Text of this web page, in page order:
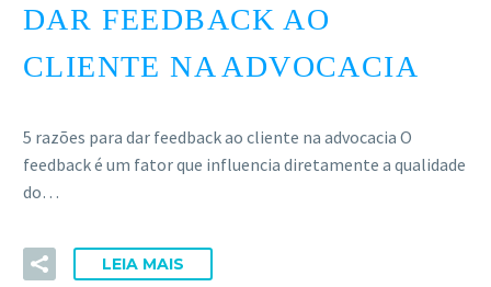
DAR FEEDBACK AO
CLIENTE NA ADVOCACIA
5 razões para dar feedback ao cliente na advocacia O
feedback é um fator que influencia diretamente a qualidade
do…
LEIA MAIS